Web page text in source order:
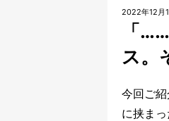
2022年12月
「
ス。
今回ご
に挟ま